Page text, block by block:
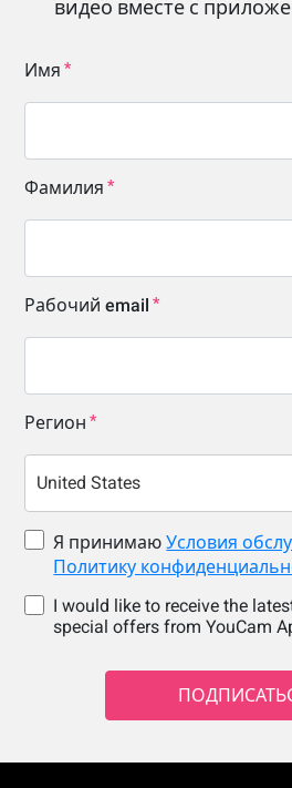
видео вместе с
Имя
Фамилия
Рабочий email
Регион
United States
Я принимаюУсловия
Политику
I would like to receive the
special offers from YouCam